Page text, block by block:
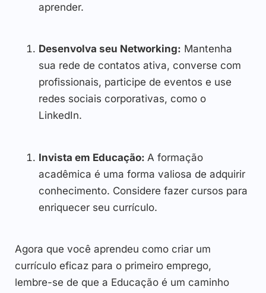
aprender.
Desenvolva seu Networking: Mantenha
sua rede de contatos ativa, converse com
profissionais, participe de eventos e use
redes sociais corporativas, como o
LinkedIn.
Invista em Educação: A formação
acadêmica é uma forma valiosa de adquirir
conhecimento. Considere fazer cursos para
enriquecer seu currículo.
Agora que você aprendeu como criar um
currículo eficaz para o primeiro emprego,
lembre-se de que a Educação é um caminho